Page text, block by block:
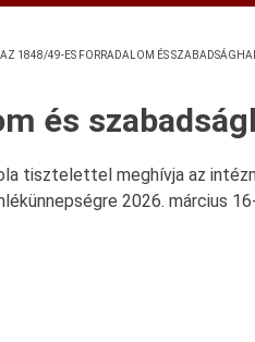
AZ 1848/49-ES FORRADALOM ÉS
és
tisztelettel meghívja az
2026. március